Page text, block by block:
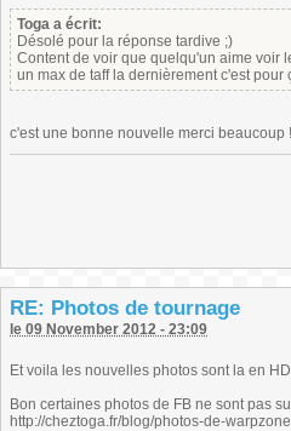
Toga a écrit:
Désolé pour la réponse tardive ;)
Content de voir que quelqu'un aime voir
un max de taff la dernièrement c'est
c'est une bonne nouvelle merci beaucoup
RE: Photos de tournage
le 09 November 2012 - 23:09
Et voila les nouvelles photos sont la en
Bon certaines photos de FB ne sont pas
http://cheztoga.fr/blog/photos-de-